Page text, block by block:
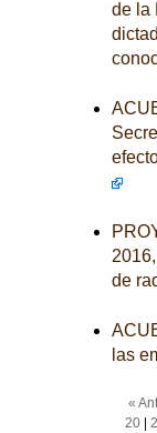
de la
de
las
«
20|